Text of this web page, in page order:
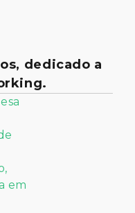
dedicado a